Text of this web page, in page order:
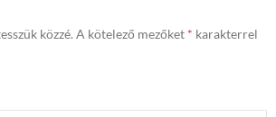
közzé. A kötelező mezőket * karakterrel